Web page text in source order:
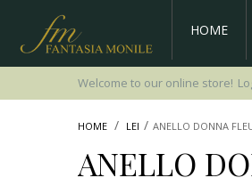
HOME
Welcome to our online store!
HOME LEI ANELLO DONNA
ANELLO